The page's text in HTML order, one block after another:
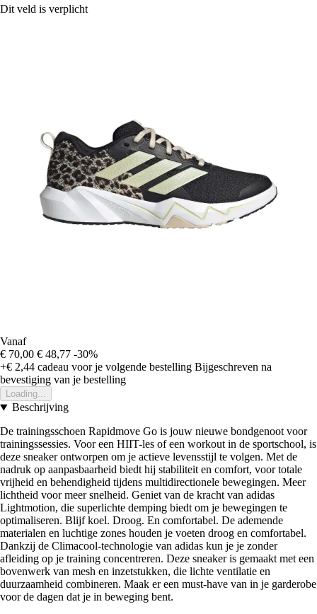
Dit veld is verplicht
Vanaf
€ 70,00 € 48,77 -30%
+€ 2,44 cadeau voor je volgende bestelling Bijgeschreven na
bevestiging van je bestelling
Loading...
Beschrijving
De trainingsschoen Rapidmove Go is jouw nieuwe bondgenoot voor
trainingssessies. Voor een HIIT-les of een workout in de sportschool, is
deze sneaker ontworpen om je actieve levensstijl te volgen. Met de
nadruk op aanpasbaarheid biedt hij stabiliteit en comfort, voor totale
vrijheid en behendigheid tijdens multidirectionele bewegingen. Meer
lichtheid voor meer snelheid. Geniet van de kracht van adidas
Lightmotion, die superlichte demping biedt om je bewegingen te
optimaliseren. Blijf koel. Droog. En comfortabel. De ademende
materialen en luchtige zones houden je voeten droog en comfortabel.
Dankzij de Climacool-technologie van adidas kun je je zonder
afleiding op je training concentreren. Deze sneaker is gemaakt met een
bovenwerk van mesh en inzetstukken, die lichte ventilatie en
duurzaamheid combineren. Maak er een must-have van in je garderobe
voor de dagen dat je in beweging bent.